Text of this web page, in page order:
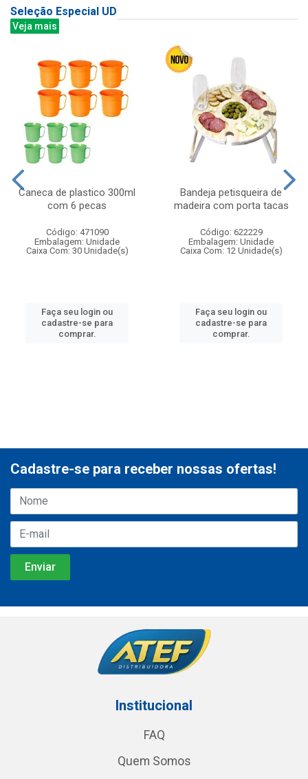
Seleção Especial UD
Veja mais
Caneca de plastico 300ml
com 6 pecas
Código: 471090
Embalagem: Unidade
Caixa Com: 30 Unidade(s)
Faça seu login ou
cadastre-se para
comprar.
Bandeja petisqueira de
madeira com porta tacas
Código: 622229
Embalagem: Unidade
Caixa Com: 12 Unidade(s)
Faça seu login ou
cadastre-se para
comprar.
Cadastre-se para receber nossas ofertas!
Institucional
FAQ
Quem Somos